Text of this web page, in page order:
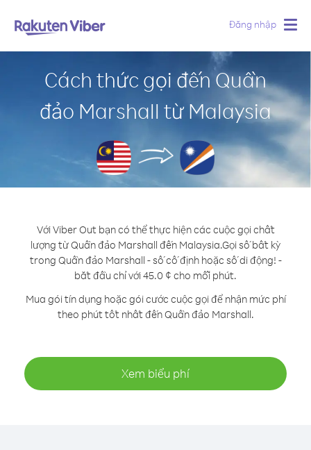
Đăng nhập
Cách thức gọi đến Quần
đảo Marshall từ Malaysia
Với Viber Out bạn có thể thực hiện các cuộc gọi chất
lượng từ Quần đảo Marshall đến Malaysia.Gọi số bất kỳ
trong Quần đảo Marshall - số cố định hoặc số di động! -
bắt đầu chỉ với 45.0 ¢ cho mỗi phút.
Mua gói tín dụng hoặc gói cước cuộc gọi để nhận mức phí
theo phút tốt nhất đến Quần đảo Marshall.
Xem biểu phí